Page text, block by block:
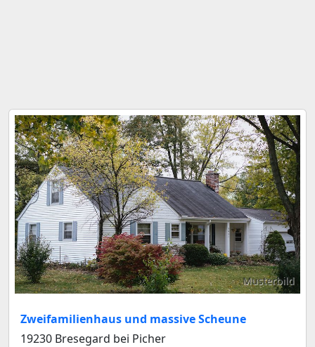
Musterbild
Zweifamilienhaus und massive Scheune
19230 Bresegard bei Picher